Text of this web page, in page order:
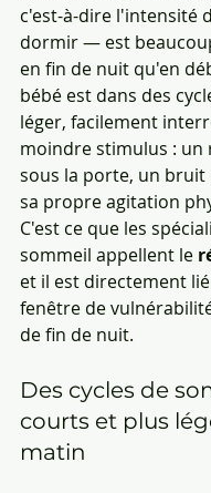
c'est-à-dire l'intensité
dormir — est
en fin de nuit qu'en
bébé est dans des
léger, facilement
moindre stimulus : un
sous la porte, un bruit
sa propre agitation
C'est ce que les
sommeil appellent le
et il est directement
fenêtre de
de fin de nuit.
Des cycles de
courts et plus
matin